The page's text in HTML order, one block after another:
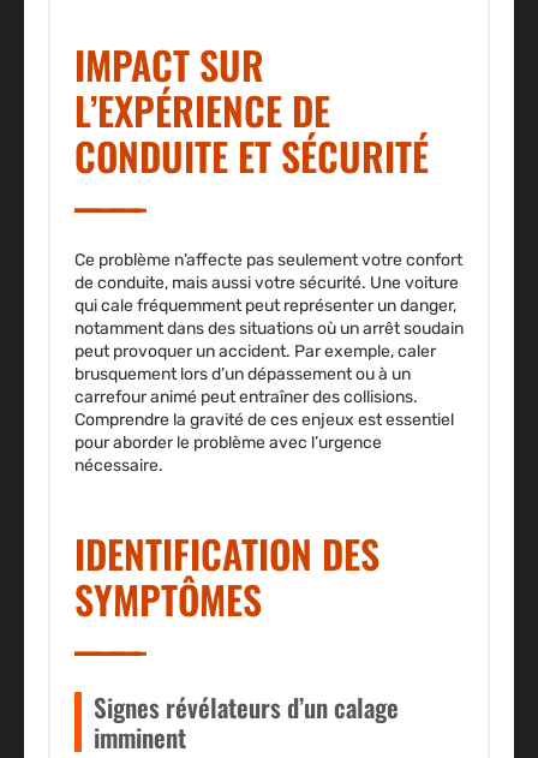
IMPACT SUR
L’EXPÉRIENCE DE
CONDUITE ET SÉCURITÉ
Ce problème n’affecte pas seulement votre confort
de conduite, mais aussi votre sécurité. Une voiture
qui cale fréquemment peut représenter un danger,
notamment dans des situations où un arrêt soudain
peut provoquer un accident. Par exemple, caler
brusquement lors d’un dépassement ou à un
carrefour animé peut entraîner des collisions.
Comprendre la gravité de ces enjeux est essentiel
pour aborder le problème avec l’urgence
nécessaire.
IDENTIFICATION DES
SYMPTÔMES
Signes révélateurs d’un calage
imminent